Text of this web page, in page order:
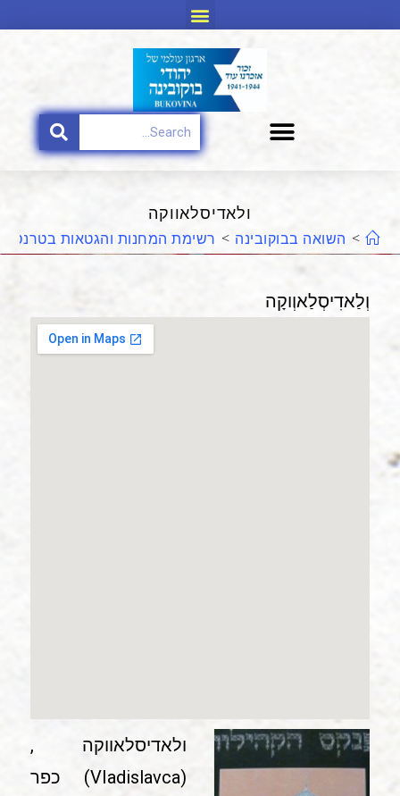
ולאדיסלאווקה
> השואה בבוקובינה > רשימת המחנות והגטאות
וְלַאדִיסְלַאוְוקָה
ולאדיסלאווקה ,
(VIadislavca) כפר